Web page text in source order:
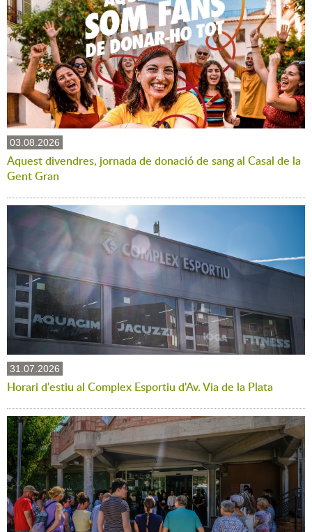
03.08.2026
Aquest divendres, jornada de donació de sang al Casal de la
Gent Gran
31.07.2026
Horari d'estiu al Complex Esportiu d'Av. Via de la Plata